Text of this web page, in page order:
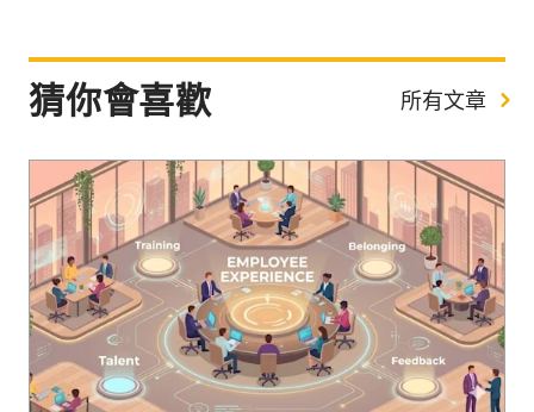
猜你會喜歡 所有文章